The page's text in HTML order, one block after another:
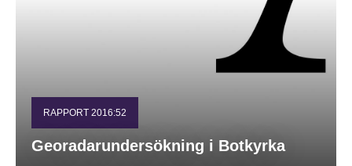
RAPPORT 2016:52
Georadarundersökning i Botkyrka